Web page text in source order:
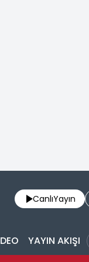
CanlıYayın
YAYIN AKIŞI